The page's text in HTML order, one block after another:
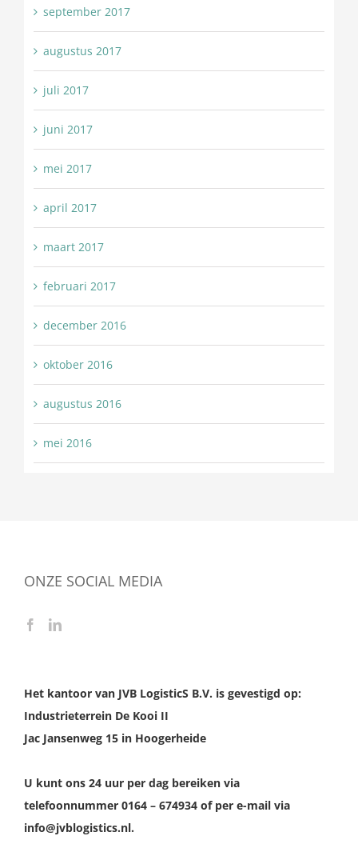
september 2017
augustus 2017
juli 2017
juni 2017
mei 2017
april 2017
maart 2017
februari 2017
december 2016
oktober 2016
augustus 2016
mei 2016
ONZE SOCIAL MEDIA
Het kantoor van JVB LogisticS B.V. is gevestigd op:
Industrieterrein De Kooi II
Jac Jansenweg 15 in Hoogerheide
U kunt ons 24 uur per dag bereiken via
telefoonnummer 0164 – 674934 of per e-mail via
info@jvblogistics.nl.